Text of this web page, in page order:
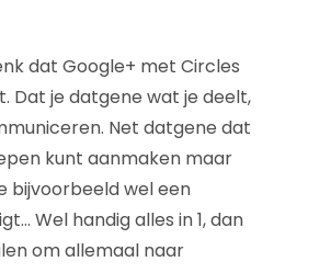
dat Google+ met Circles
Dat je datgene wat je deelt,
Net datgene dat
kunt aanmaken maar
bijvoorbeeld wel een
Wel handig alles in 1, dan
om allemaal naar